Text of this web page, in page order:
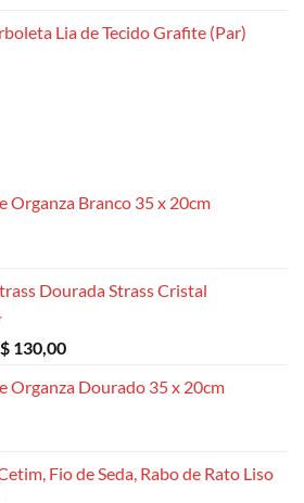
Lia de Tecido Grafite (Par)
Organza Branco 35 x 20cm
Dourada Strass Cristal
130,00Faixa
preço:
Organza Dourado 35 x 20cm
Fio de Seda, Rabo de Rato Liso